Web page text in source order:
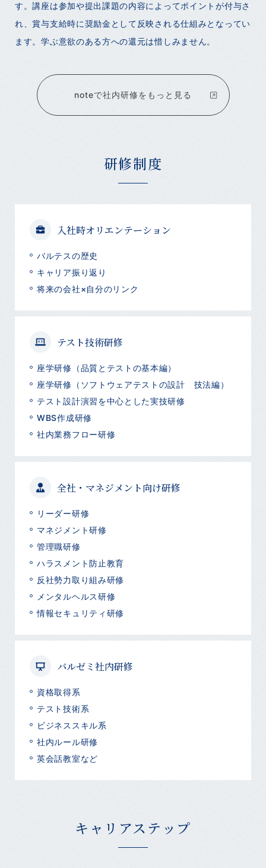
す。講座は参加や提出課題の内容によってポイントが付与さ
れ、賞与支給時に奨励金として反映される仕組みとなってい
ます。学ぶ意欲のある方への還元は惜しみません。
noteで社内研修をもっと見る
研修制度
入社時オリエンテーション
バルテスの歴史
キャリア振り返り
将来の会社×自分のリンク
テスト技術研修
座学研修（品質とテストの基本編）
座学研修（ソフトウェアテストの設計 技法編）
テスト設計演習を中心とした実技研修
WBS作成研修
社内業務フロー研修
全社・マネジメント向け研修
リーダー研修
マネジメント研修
管理職研修
ハラスメント防止教育
反社勢力取り組み研修
メンタルヘルス研修
情報セキュリティ研修
バルゼミ社内研修
資格取得系
テスト技術系
ビジネススキル系
社内ルール研修
英会話教室など
キャリアステップ